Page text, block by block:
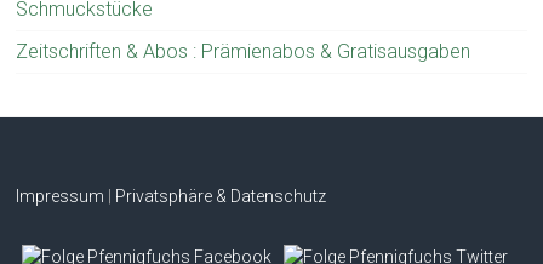
Schmuckstücke
Zeitschriften & Abos : Prämienabos & Gratisausgaben
Impressum Privatsphäre & Datenschutz